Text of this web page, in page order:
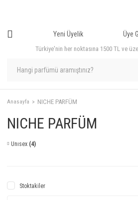
Türkiye'nin her noktasına 1500 TL ve
Yeni Üyelik Üye
Anasayfa NICHE PARFÜM
NICHE PARFÜM
Unısex (4)
Stoktakiler